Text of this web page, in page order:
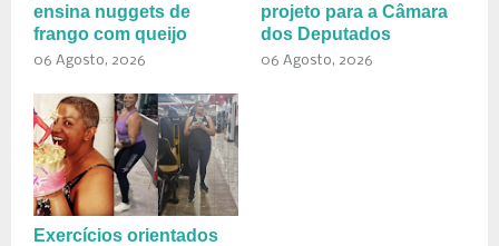
ensina nuggets de
frango com queijo
06 Agosto, 2026
projeto para a Câmara
dos Deputados
06 Agosto, 2026
Exercícios orientados